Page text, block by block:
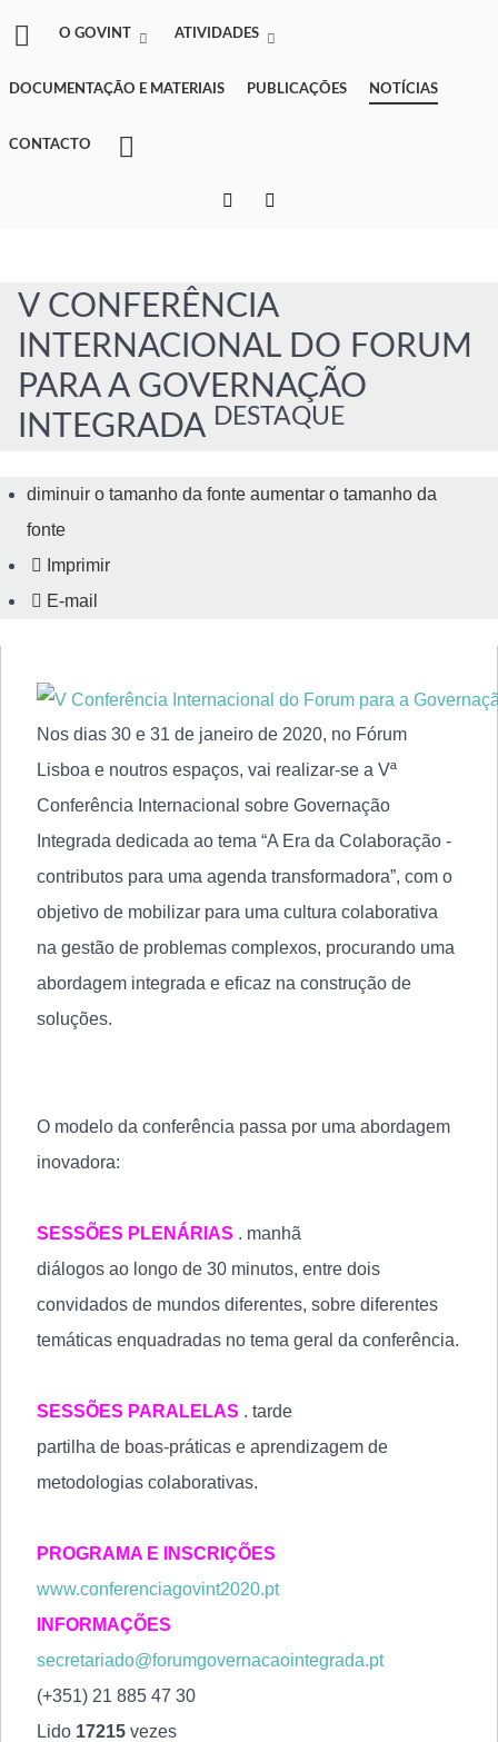
O GOVINT ATIVIDADES
DOCUMENTAÇÃO E MATERIAIS PUBLICAÇÕES NOTÍCIAS
CONTACTO
V CONFERÊNCIA
INTERNACIONAL DO FORUM
PARA A GOVERNAÇÃO
INTEGRADA DESTAQUE
diminuir o tamanho da fonte aumentar o tamanho da
fonte
Imprimir
E-mail
Nos dias 30 e 31 de janeiro de 2020, no Fórum
Lisboa e noutros espaços, vai realizar-se a Vª
Conferência Internacional sobre Governação
Integrada dedicada ao tema “A Era da Colaboração -
contributos para uma agenda transformadora”, com o
objetivo de mobilizar para uma cultura colaborativa
na gestão de problemas complexos, procurando uma
abordagem integrada e eficaz na construção de
soluções.
O modelo da conferência passa por uma abordagem
inovadora:
SESSÕES PLENÁRIAS . manhã
diálogos ao longo de 30 minutos, entre dois
convidados de mundos diferentes, sobre diferentes
temáticas enquadradas no tema geral da conferência.
SESSÕES PARALELAS . tarde
partilha de boas-práticas e aprendizagem de
metodologias colaborativas.
PROGRAMA E INSCRIÇÕES
www.conferenciagovint2020.pt
NFORMAÇÕES
secretariado@forumgovernacaointegrada.pt
(+351) 21 885 47 30
Lido 17215 vezes